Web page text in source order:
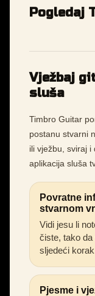
Pogledaj
Vježbaj
sluša
Timbro Guitar
postanu stvarni
ili vježbu, sviraj
aplikacija sluša
Povratne
stvarnom
Vidi jesu li
čiste, tako
sljedeći
Pjesme i